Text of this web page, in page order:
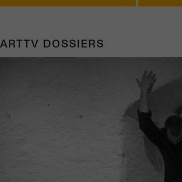
ARTTV DOSSIERS